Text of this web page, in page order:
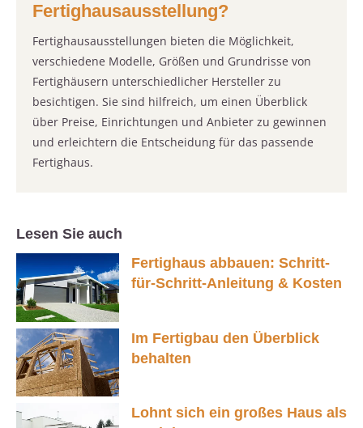
Fertighausausstellung?
Fertighausausstellungen bieten die Möglichkeit,
verschiedene Modelle, Größen und Grundrisse von
Fertighäusern unterschiedlicher Hersteller zu
besichtigen. Sie sind hilfreich, um einen Überblick
über Preise, Einrichtungen und Anbieter zu gewinnen
und erleichtern die Entscheidung für das passende
Fertighaus.
Lesen Sie auch
Fertighaus abbauen: Schritt-
für-Schritt-Anleitung & Kosten
Im Fertigbau den Überblick
behalten
Lohnt sich ein großes Haus als